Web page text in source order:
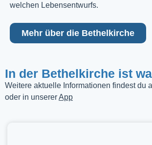
welchen Lebensentwurfs.
Mehr über die Bethelkirche
In der Bethelkirche ist
Weitere aktuelle Informationen findest du
oder in unsererApp